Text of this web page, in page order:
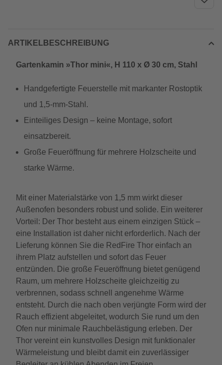
ARTIKELBESCHREIBUNG
Gartenkamin »Thor mini«, H 110 x Ø 30 cm, Stahl
Handgefertigte Feuerstelle mit markanter Rostoptik
und 1,5‑mm‑Stahl.
Ein­teiliges Design – keine Montage, sofort
einsatzbereit.
Große Feueröffnung für mehrere Holzscheite und
starke Wärme.
Mit einer Materialstärke von 1,5 mm wirkt dieser
Außenofen besonders robust und solide. Ein weiterer
Vorteil: Der Thor besteht aus einem einzigen Stück –
eine Installation ist daher nicht erforderlich. Nach der
Lieferung können Sie die RedFire Thor einfach an
ihrem Platz aufstellen und sofort das Feuer
entzünden. Die große Feueröffnung bietet genügend
Raum, um mehrere Holzscheite gleichzeitig zu
verbrennen, sodass schnell angenehme Wärme
entsteht. Durch die nach oben verjüngte Form wird der
Rauch effizient abgeleitet, wodurch Sie rund um den
Ofen nur minimale Rauchbelästigung erleben. Der
Thor vereint ein kunstvolles Design mit funktionaler
Wärmeleistung und bleibt damit ein zuverlässiger